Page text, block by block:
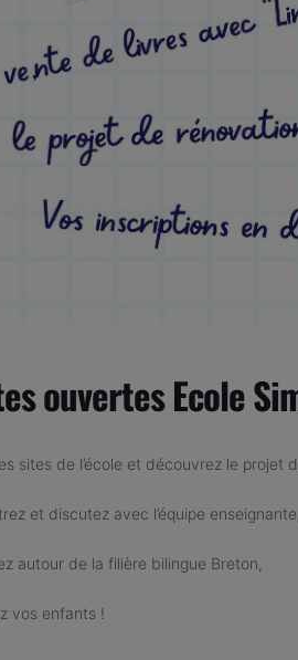
ouvertes Ecole
sites de l’école et découvrez le projet
et discutez avec l’équipe
autour de la filière bilingue Breton,
vos enfants !